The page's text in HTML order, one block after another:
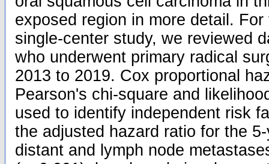
exposed region in more detail.
single-center study, we reviewed
who underwent primary radical
2013 to 2019. Cox proportional
Pearson's chi-square and
used to identify independent risk
the adjusted hazard ratio for the
distant and lymph node